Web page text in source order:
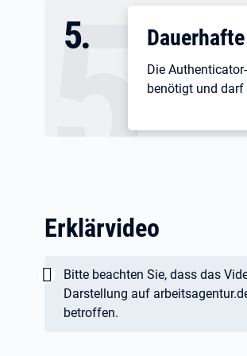
5.
Die
benötigt und darf
Erklärvideo
Wichtig:
Bitte beachten Sie, dass das
Darstellung auf
betroffen.